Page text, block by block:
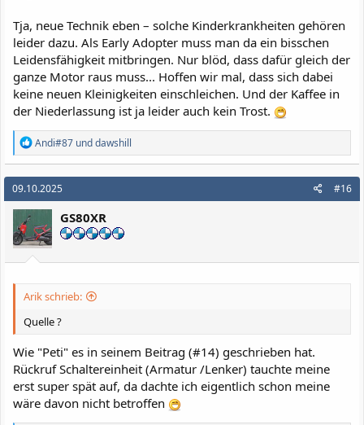
Tja, neue Technik eben – solche Kinderkrankheiten gehören
leider dazu. Als Early Adopter muss man da ein bisschen
Leidensfähigkeit mitbringen. Nur blöd, dass dafür gleich der
ganze Motor raus muss... Hoffen wir mal, dass sich dabei
keine neuen Kleinigkeiten einschleichen. Und der Kaffee in
der Niederlassung ist ja leider auch kein Trost.
R
e
a
k
t
i
n
e
n
Andi#87 unddawshill
09.10.2025 #16
GS80XR
Arik schrieb:
Quelle ?
Wie "Peti" es in seinem Beitrag (#14) geschrieben hat.
Rückruf Schaltereinheit (Armatur /Lenker) tauchte meine
erst super spät auf, da dachte ich eigentlich schon meine
wäre davon nicht betroffen